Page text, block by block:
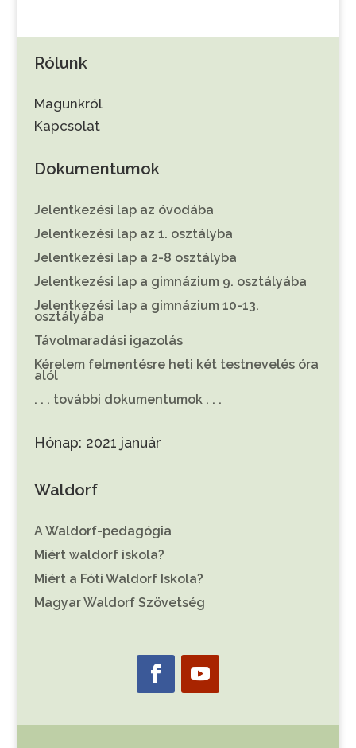
Rólunk
Magunkról
Kapcsolat
Dokumentumok
Jelentkezési lap az óvodába
Jelentkezési lap az 1. osztályba
Jelentkezési lap a 2-8 osztályba
Jelentkezési lap a gimnázium 9. osztályába
Jelentkezési lap a gimnázium 10-13.
osztályába
Távolmaradási igazolás
Kérelem felmentésre heti két testnevelés óra
alól
. . . további dokumentumok . . .
Hónap: 2021 január
Waldorf
A Waldorf-pedagógia
Miért waldorf iskola?
Miért a Fóti Waldorf Iskola?
Magyar Waldorf Szövetség